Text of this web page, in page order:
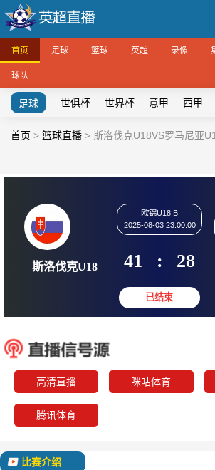
首页 足球 篮球 英超 录像
球队
足球 世俱杯 世界杯 意甲 西甲
首页 > 篮球直播 > 斯洛伐克U18VS罗马尼亚
欧锦U18 B
2025-08-03
41 :
高清直播 咪咕体育
腾讯体育
比赛介绍